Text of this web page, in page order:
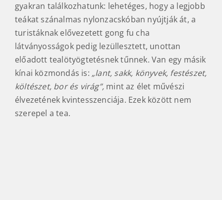
gyakran találkozhatunk: lehetéges, hogy a legjobb
teákat szánalmas nylonzacskóban nyújtják át, a
turistáknak elővezetett gong fu cha
látványosságok pedig lezüllesztett, unottan
előadott tealötyögtetésnek tűnnek. Van egy másik
kínai közmondás is: „lant, sakk, könyvek, festészet,
költészet, bor és virág”, mint az élet művészi
élvezetének kvintesszenciája. Ezek között nem
szerepel a tea.